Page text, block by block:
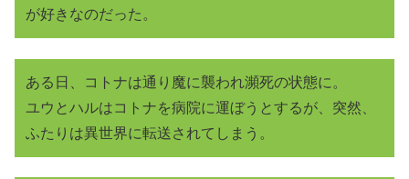
が好きなのだった。
ある日、コトナは通り魔に襲われ瀕死の状態に。
ユウとハルはコトナを病院に運ぼうとするが、突然、
ふたりは異世界に転送されてしまう。